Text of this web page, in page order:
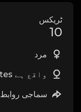
ٹریکس
10
مرد
واقع ہے United States
سماجی روابط